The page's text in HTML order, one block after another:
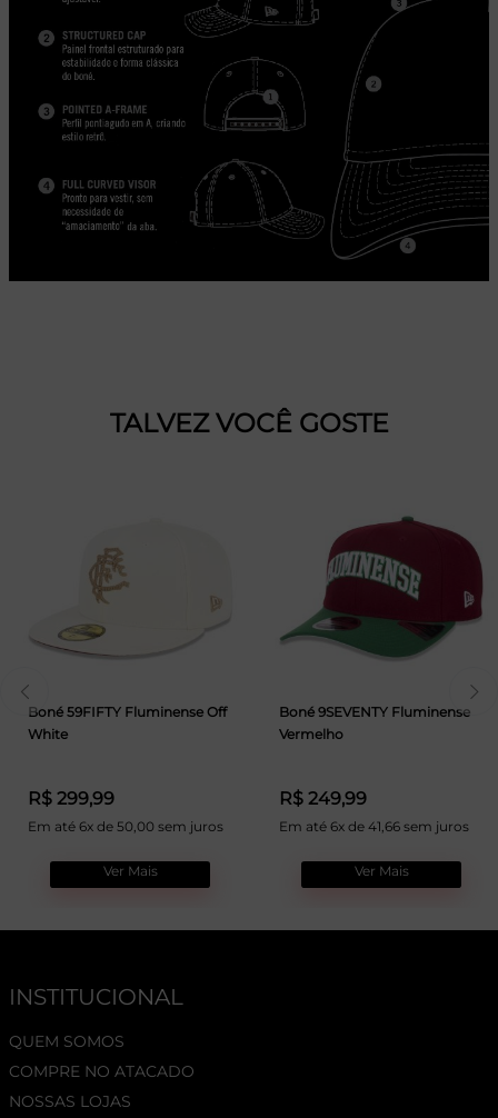
TALVEZ VOCÊ GOSTE
Boné 59FIFTY Fluminense Off
White
R$ 299,99
Em até 6x de 50,00 sem juros
Ver Mais
Boné 9SEVENTY Fluminense
Vermelho
R$ 249,99
Em até 6x de 41,66 sem juros
Ver Mais
INSTITUCIONAL
QUEM SOMOS
COMPRE NO ATACADO
NOSSAS LOJAS